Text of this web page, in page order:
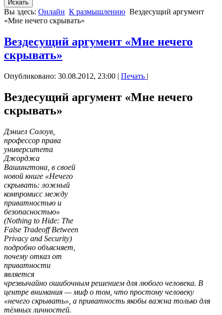
Вы здесь: Онлайн К размышлению Вездесущий аргумент
«Мне нечего скрывать»
Вездесущий аргумент «Мне нечего
скрывать»
Опубликовано: 30.08.2012, 23:00 | Печать |
Вездесущий аргумент «Мне нечего
скрывать»
Дэниел Солоув,
профессор права
университета
Джорджа
Вашингтона, в своей
новой книге «Нечего
скрывать: ложный
компромисс между
приватностью и
безопасностью»
(Nothing to Hide: The
False Tradeoff Between
Privacy and Security)
подробно объясняет,
почему отказ от
приватности
является
чрезвычайно ошибочным решением для любого человека. В
центре внимания — миф о том, что простому человеку
«нечего скрывать», а приватность якобы важна только для
тёмных личностей.